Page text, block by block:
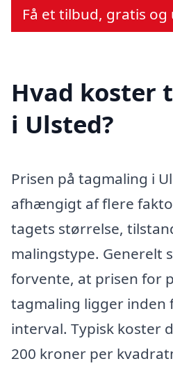
Få et tilbud, gratis
Hvad koster
i Ulsted?
Prisen på tagmaling i
afhængigt af flere
tagets størrelse,
malingstype. Generelt
forvente, at prisen for
tagmaling ligger inden
interval. Typisk koster
200 kroner per